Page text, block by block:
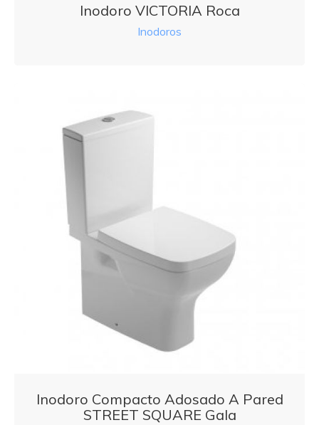
Inodoro VICTORIA Roca
Inodoros
Inodoro Compacto Adosado A Pared
STREET SQUARE Gala